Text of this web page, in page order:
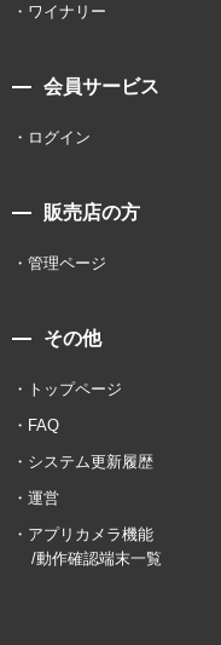
ワイナリー
会員サービス
ログイン
販売店の方
管理ページ
その他
トップページ
FAQ
システム更新履歴
運営
アプリカメラ機能
/動作確認端末一覧